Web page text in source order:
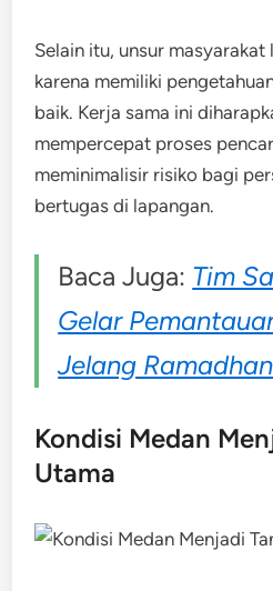
Selain itu, unsur
karena memiliki
baik. Kerja sama ini
mempercepat proses
meminimalisir risiko bagi
bertugas di lapangan.
Baca Juga: Tim
Gelar
Jelang Ramadhan
Kondisi Medan
Utama